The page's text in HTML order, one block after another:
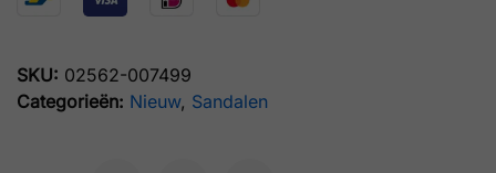
SKU: 02562-007499
Categorieën: Nieuw, Sandalen